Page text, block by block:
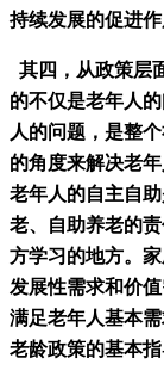
持续发展的促进作
其四，从政策层
的不仅是老年人
人的问题，是整
的角度来解决老
老年人的自主自
老、自助养老的
方学习的地方。
发展性需求和价
满足老年人基本
老龄政策的基本指